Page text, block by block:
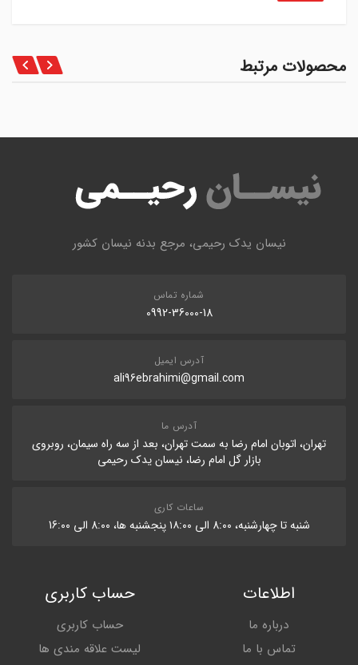
محصولات مرتبط
نیسان یدک رحیمی، مرجع بدنه نیسان کشور
شماره تماس
0992-36000-18
آدرس ایمیل
ali96ebrahimi@gmail.com
آدرس ما
تهران، اتوبان امام رضا به سمت تهران، بعد از سه راه سیمان، روبروی
بازار گل امام رضا، نیسان یدک رحیمی
ساعات کاری
شنبه تا چهارشنبه، 8:۰۰ الی ۱۸:۰۰ پنجشنبه ها، 8:۰۰ الی 16:۰۰
اطلاعات
درباره ما
تماس با ما
حساب کاربری
حساب کاربری
لیست علاقه مندی ها